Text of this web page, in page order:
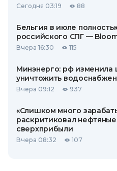
Сегодня 03:19 88
Бельгия в июле
российского СПГ —
Вчера 16:30 115
Минэнерго: рф изменила
уничтожить
Вчера 09:12 937
«Слишком много
раскритиковал нефтяные
сверхприбыли
Вчера 08:32 107